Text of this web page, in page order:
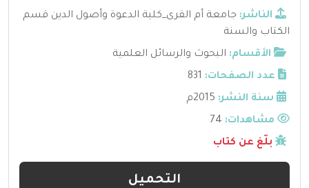
الناشر: جامعة أم القرى_كلية الدعوة وأصول الدين قسم
الكتاب والسنة
الأقسام: البحوث والرسائل العلمية
عدد الصفحات: 831
سنة النشر: 2015م
مشاهدات:
بلّغ عن كتاب
التحميل